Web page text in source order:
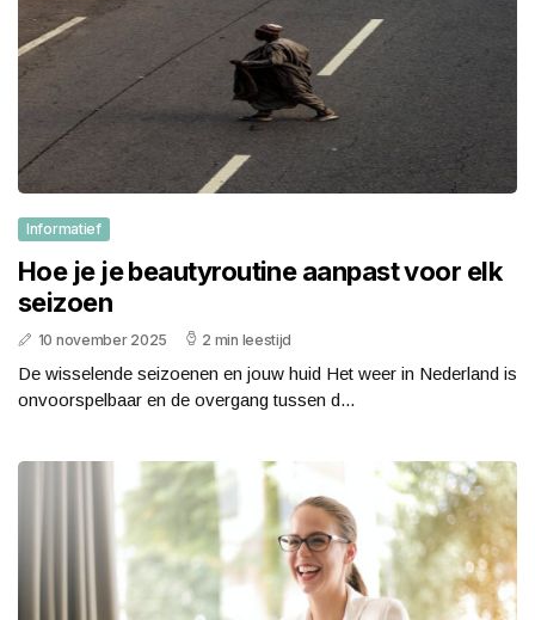
Informatief
Hoe je je beautyroutine aanpast voor elk
seizoen
10 november 2025 2 min leestijd
De wisselende seizoenen en jouw huid Het weer in Nederland is
onvoorspelbaar en de overgang tussen d...